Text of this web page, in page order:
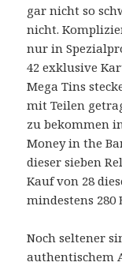
gar nicht so
nicht.
nur in
42 exklusive
Mega Tins
mit Teilen
zu bekommen
Money in the
dieser sieben
Kauf von 28
mindestens 280
Noch seltener
authentischem